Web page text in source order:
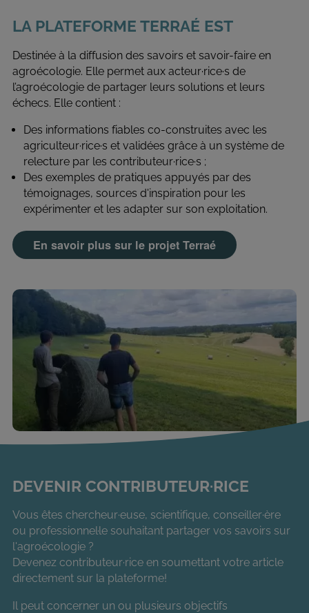
COMPTE
DE
L'UTILISATEUR
LA PLATEFORME TERRAÉ EST
Destinée à la diffusion des savoirs et savoir-faire en
agroécologie. Elle permet aux acteur·rice·s de
l’agroécologie de partager leurs solutions et leurs
échecs. Elle contient :
Des informations fiables co-construites avec les
agriculteur·rice·s et validées grâce à un système de
relecture par les contributeur·rice·s ;
Des exemples de pratiques appuyés par des
témoignages, sources d'inspiration pour les
expérimenter et les adapter sur son exploitation.
En savoir plus sur le projet Terraé
DEVENIR CONTRIBUTEUR·RICE
Vous êtes chercheur·euse, scientifique, conseiller·ère
ou professionnel·le souhaitant partager vos savoirs sur
l'agroécologie ?
Devenez contributeur·rice en soumettant votre article
directement sur la plateforme!
Il peut concerner un ou plusieurs objectifs